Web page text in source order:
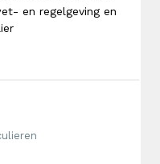
en regelgeving en